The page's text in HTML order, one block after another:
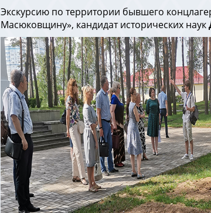
Экскурсию по территории бывшего
Масюковщину», кандидат исторических наук